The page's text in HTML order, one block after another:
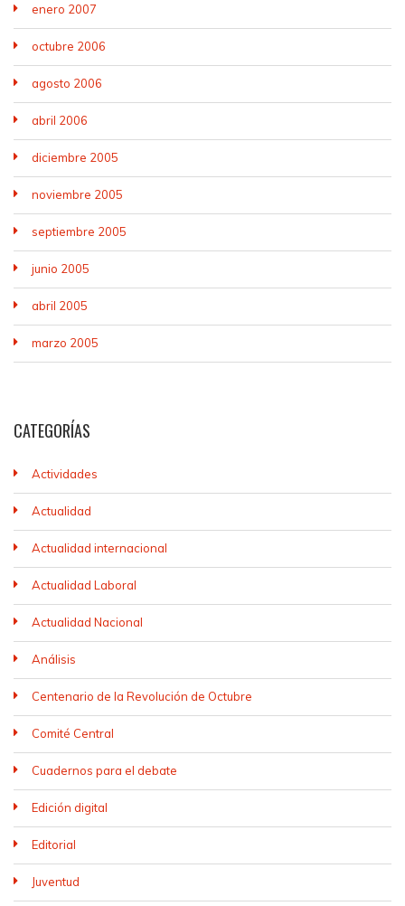
enero 2007
octubre 2006
agosto 2006
abril 2006
diciembre 2005
noviembre 2005
septiembre 2005
junio 2005
abril 2005
marzo 2005
CATEGORÍAS
Actividades
Actualidad
Actualidad internacional
Actualidad Laboral
Actualidad Nacional
Análisis
Centenario de la Revolución de Octubre
Comité Central
Cuadernos para el debate
Edición digital
Editorial
Juventud